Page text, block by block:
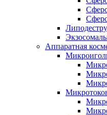
Аппаратная